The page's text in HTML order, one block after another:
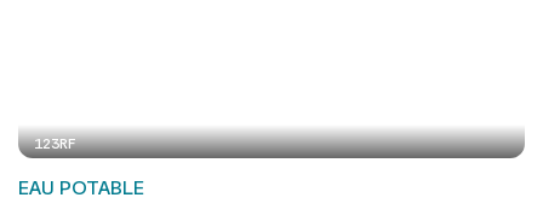
123RF
EAU POTABLE